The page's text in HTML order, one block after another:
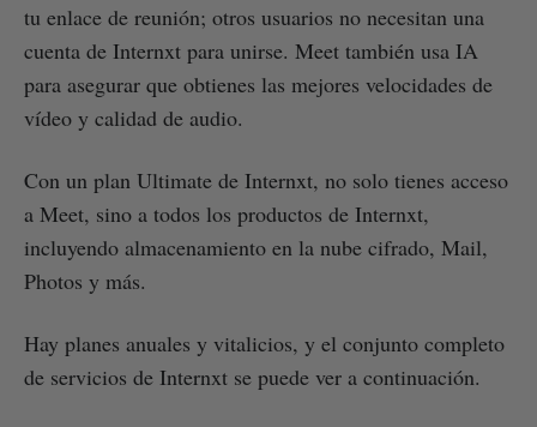
tu enlace de reunión; otros usuarios no necesitan una
cuenta de Internxt para unirse. Meet también usa IA
para asegurar que obtienes las mejores velocidades de
vídeo y calidad de audio.
Con un plan Ultimate de Internxt, no solo tienes acceso
a Meet, sino a todos los productos de Internxt,
incluyendo almacenamiento en la nube cifrado, Mail,
Photos y más.
Hay planes anuales y vitalicios, y el conjunto completo
de servicios de Internxt se puede ver a continuación.